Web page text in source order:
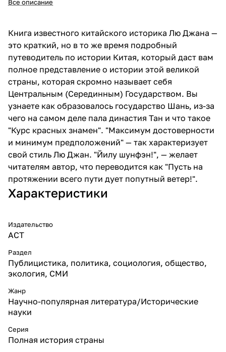
Все описание
Книга известного китайского историка Лю Джана —
это краткий, но в то же время подробный
путеводитель по истории Китая, который даст вам
полное представление о истории этой великой
страны, которая скромно называет себя
Центральным (Серединным) Государством. Вы
узнаете как образовалось государство Шань, из-за
чего на самом деле пала династия Тан и что такое
"Курс красных знамен". "Максимум достоверности
и минимум предположений" — так характеризует
свой стиль Лю Джан. "Йилу шунфэн!", — желает
читателям автор, что переводится как "Пусть на
протяжении всего пути дует попутный ветер!".
Характеристики
Издательство
АСТ
Раздел
Публицистика, политика, социология, общество,
экология, СМИ
Жанр
Научно-популярная литература/Исторические
науки
Серия
Полная история страны